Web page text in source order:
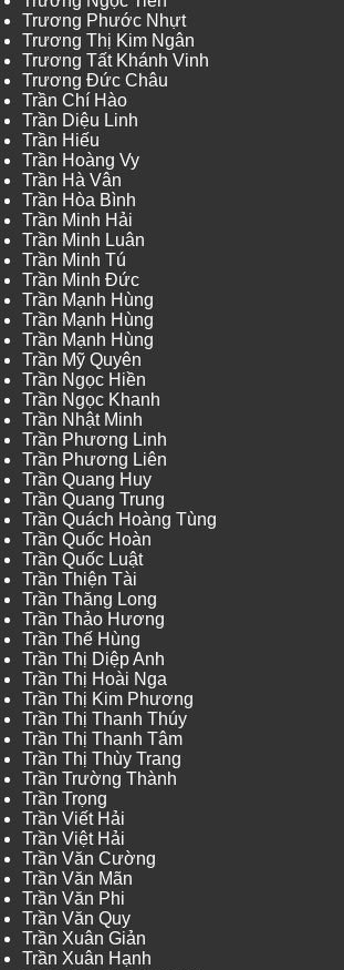
Trương Phước Nhựt
Trương Thị Kim Ngân
Trương Tất Khánh Vinh
Trương Đức Châu
Trần Chí Hào
Trần Diệu Linh
Trần Hiếu
Trần Hoàng Vy
Trần Hà Vân
Trần Hòa Bình
Trần Minh Hải
Trần Minh Luân
Trần Minh Tú
Trần Minh Đức
Trần Mạnh Hùng
Trần Mạnh Hùng
Trần Mạnh Hùng
Trần Mỹ Quyên
Trần Ngọc Hiền
Trần Ngọc Khanh
Trần Nhật Minh
Trần Phương Linh
Trần Phương Liên
Trần Quang Huy
Trần Quang Trung
Trần Quách Hoàng Tùng
Trần Quốc Hoàn
Trần Quốc Luật
Trần Thiện Tài
Trần Thăng Long
Trần Thảo Hương
Trần Thế Hùng
Trần Thị Diệp Anh
Trần Thị Hoài Nga
Trần Thị Kim Phương
Trần Thị Thanh Thúy
Trần Thị Thanh Tâm
Trần Thị Thùy Trang
Trần Trường Thành
Trần Trọng
Trần Viết Hải
Trần Việt Hải
Trần Văn Cường
Trần Văn Mãn
Trần Văn Phi
Trần Văn Quy
Trần Xuân Giản
Trần Xuân Hạnh